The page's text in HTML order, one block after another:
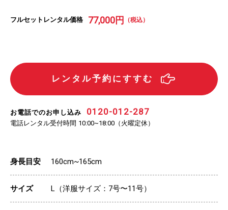
フルセットレンタル価格 77,000円 （税込）
レンタル予約にすすむ
お電話でのお申し込み 0120-012-287
電話レンタル受付時間 10:00~18:00 （火曜定休）
身長目安 160cm~165cm
サイズ L （洋服サイズ： 7号〜11号）